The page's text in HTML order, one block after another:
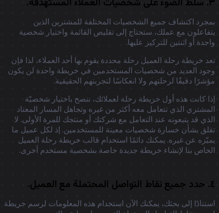
اكتشاف جميع الشخصيات المختلفة للمشترين الذين
مع عملك، ستحتاج إلى تقليص القائمة واختيار شخصية
أو اثنتين للتركيز عليها.
خريطة رحلة العميل رحلة محددة يقوم بها أحد العملاء، لذا فإن
العديد من شخصيات المستخدمين في خريطة واحدة لن يكون
دقيقًا لرحلتهم ولا انعكاسًا لتجربتهم الحقيقية.
كانت هذه أول خريطة رحلة لعملائك، ننصح باختيار شخصيّة
الذي تتعامل معه أكثر من غيره وتجاهل المسار المعتاد
قد يتبعونه عند التعامل مع شركتك أو منتجك للمرة الأولى. لا
بشأن خسارة شخصيات معينة للمستخدمين. إذ لكل عميل ما
عن غيره. يمكنك دائمًا استخدام قالب خريطة رحلة العميل
بنا لإنشاء خريطة جديدة خاصة بشخصية مستخدم أخرى.
إلى بحثك، يمكنك الآن استخدام هذه المعلومات لرسم خريطة